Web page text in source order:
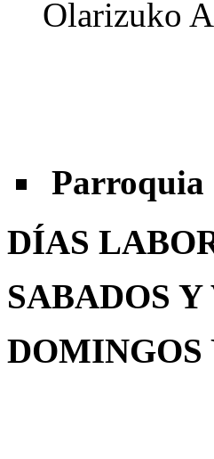
Olarizuko
DÍAS
SABADOS
DOMINGOS